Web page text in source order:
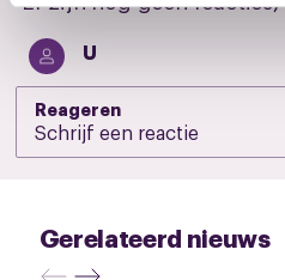
U
Reageren
Gerelateerd nieuws